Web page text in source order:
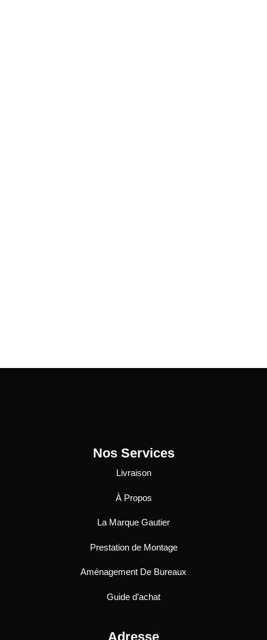
Nos Services
Livraison
À Propos
La Marque Gautier
Prestation de Montage
Aménagement De Bureaux
Guide d’achat
Adresse